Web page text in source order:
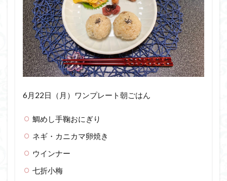
6月22日（月）ワンプレート朝ごはん
鯛めし手鞠おにぎり
ネギ・カニカマ卵焼き
ウインナー
七折小梅